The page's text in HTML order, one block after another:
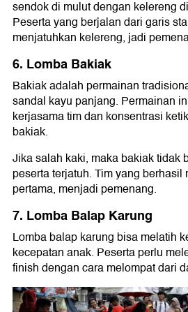
sendok di mulut dengan kelereng
Peserta yang berjalan dari garis
menjatuhkan kelereng, jadi
6. Lomba Bakiak
Bakiak adalah permainan
sandal kayu panjang. Permainan
kerjasama tim dan konsentrasi
bakiak.
Jika salah kaki, maka bakiak tidak
peserta terjatuh. Tim yang
pertama, menjadi pemenang.
7. Lomba Balap Karung
Lomba balap karung bisa melatih
kecepatan anak. Peserta perlu
finish dengan cara melompat dari